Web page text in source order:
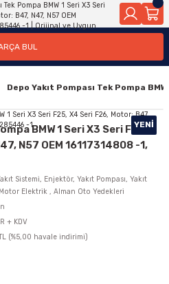
Motor Elektrik
Ateşleme Buji Bobin Buji Kablosu
Alternatör Marş Motoru
BUL
Depo Yakıt Pompası Tek Pompa
YENI
BMW 1 Seri X3 Seri F25,
N57 OEM 16117314808 -1,
Sistemi, Enjektör, Yakıt Pompası, Yakıt
Motor Elektrik , Alman Oto Yedekleri
+ KDV
(%5,00 havale indirimi)